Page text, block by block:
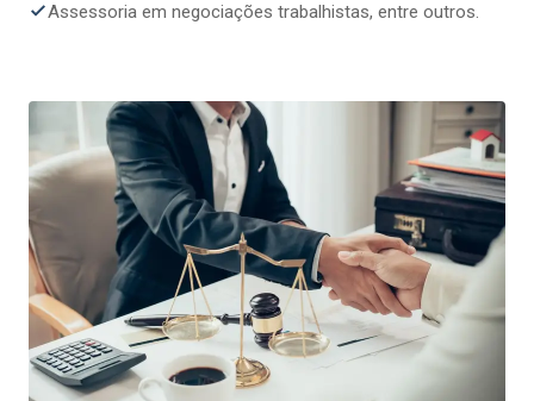
Assessoria em negociações trabalhistas, entre outros.